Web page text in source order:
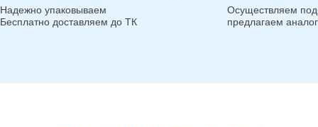
Надежно упаковываем
Бесплатно доставляем до ТК
Осуществляем
предлагаем